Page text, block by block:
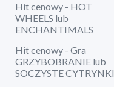
Hit cenowy - HOT
WHEELS lub
ENCHANTIMALS
Hit cenowy - Gra
GRZYBOBRANIE lub
SOCZYSTE CYTRYNKI